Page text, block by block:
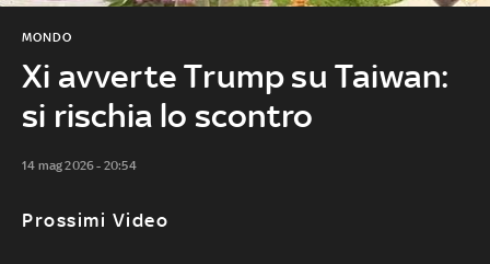
Xi avverte Trump su Taiwan:
si rischia lo scontro
MONDO
14 mag 2026 - 20:54
Prossimi Video